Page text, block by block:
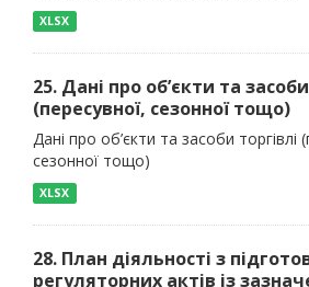
XLSX
25. Дані про об’єкти та засоби
(пересувної, сезонної тощо)
Дані про об’єкти та засоби торгівлі
сезонної тощо)
XLSX
28. План діяльності з
регуляторних актів із